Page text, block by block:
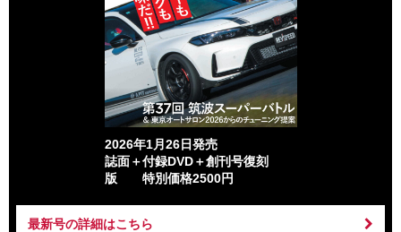
2026年1月26日発売
誌面＋付録DVD＋創刊号復刻
版 特別価格2500円
最新号の詳細はこちら